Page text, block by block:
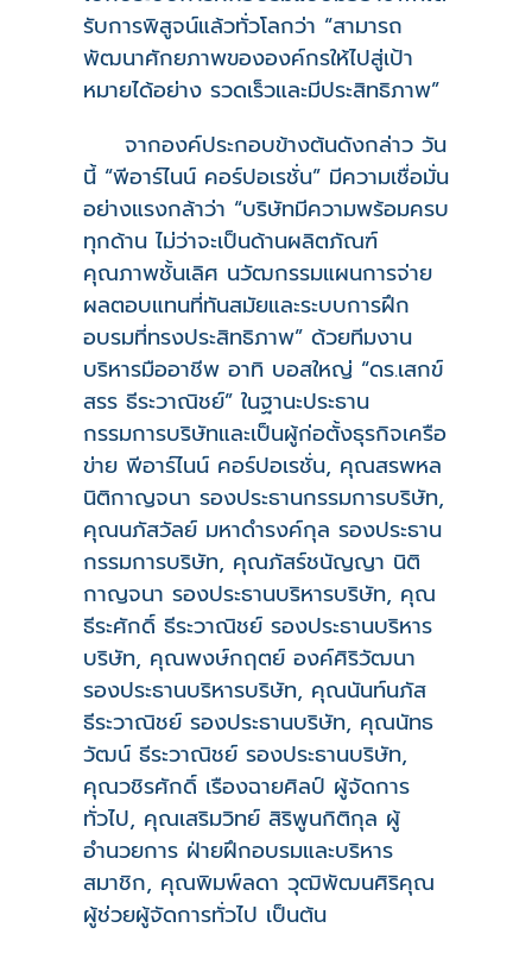
รับการพิสูจน์แล้วทั่วโลกว่า “สามารถ
พัฒนาศักยภาพขององค์กรให้ไปสู่เป้า
หมายได้อย่าง รวดเร็วและมีประสิทธิภาพ”
จากองค์ประกอบข้างต้นดังกล่าว วัน
นี้ “พีอาร์ไนน์ คอร์ปอเรชั่น” มีความเชื่อมั่น
อย่างแรงกล้าว่า “บริษัทมีความพร้อมครบ
ทุกด้าน ไม่ว่าจะเป็นด้านผลิตภัณฑ์
คุณภาพชั้นเลิศ นวัฒกรรมแผนการจ่าย
ผลตอบแทนที่ทันสมัยและระบบการฝึก
อบรมที่ทรงประสิทธิภาพ” ด้วยทีมงาน
บริหารมืออาชีพ อาทิ บอสใหญ่ “ดร.เสกข์
สรร ธีระวาณิชย์” ในฐานะประธาน
กรรมการบริษัทและเป็นผู้ก่อตั้งธุรกิจเครือ
ข่าย พีอาร์ไนน์ คอร์ปอเรชั่น, คุณสรพหล
นิติกาญจนา รองประธานกรรมการบริษัท,
คุณนภัสวัลย์ มหาดำรงค์กุล รองประธาน
กรรมการบริษัท, คุณภัสร์ชนัญญา นิติ
กาญจนา รองประธานบริหารบริษัท, คุณ
ธีระศักดิ์ ธีระวาณิชย์ รองประธานบริหาร
บริษัท, คุณพงษ์กฤตย์ องค์ศิริวัฒนา
รองประธานบริหารบริษัท, คุณนันท์นภัส
ธีระวาณิชย์ รองประธานบริษัท, คุณนัทธ
วัฒน์ ธีระวาณิชย์ รองประธานบริษัท,
คุณวชิรศักดิ์ เรืองฉายศิลป์ ผู้จัดการ
ทั่วไป, คุณเสริมวิทย์ สิริพูนกิติกุล ผู้
อำนวยการ ฝ่ายฝึกอบรมและบริหาร
สมาชิก, คุณพิมพ์ลดา วุฒิพัฒนศิริคุณ
ผู้ช่วยผู้จัดการทั่วไป เป็นต้น